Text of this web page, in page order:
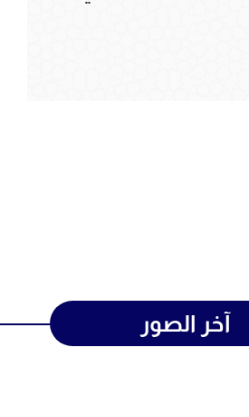
آخر الصور